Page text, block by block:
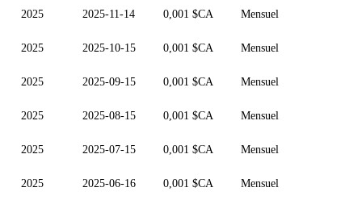
2025 2025-11-14 0,001 $CA Mensuel
2025 2025-10-15 0,001 $CA Mensuel
2025 2025-09-15 0,001 $CA Mensuel
2025 2025-08-15 0,001 $CA Mensuel
2025 2025-07-15 0,001 $CA Mensuel
2025 2025-06-16 0,001 $CA Mensuel